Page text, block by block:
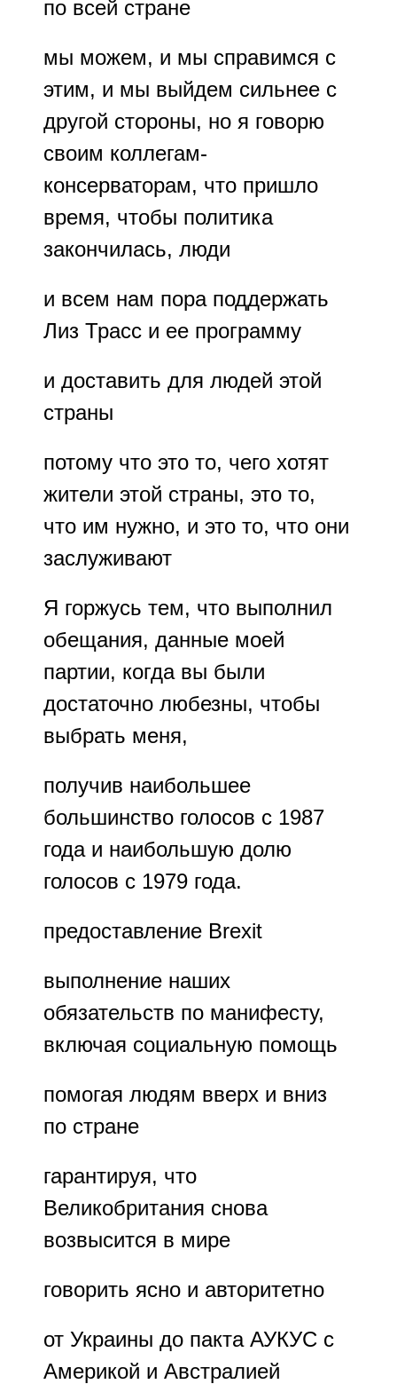
по всей стране
мы можем, и мы справимся с
этим, и мы выйдем сильнее с
другой стороны, но я говорю
своим коллегам-
консерваторам, что пришло
время, чтобы политика
закончилась, люди
и всем нам пора поддержать
Лиз Трасс и ее программу
и доставить для людей этой
страны
потому что это то, чего хотят
жители этой страны, это то,
что им нужно, и это то, что они
заслуживают
Я горжусь тем, что выполнил
обещания, данные моей
партии, когда вы были
достаточно любезны, чтобы
выбрать меня,
получив наибольшее
большинство голосов с 1987
года и наибольшую долю
голосов с 1979 года.
предоставление Brexit
выполнение наших
обязательств по манифесту,
включая социальную помощь
помогая людям вверх и вниз
по стране
гарантируя, что
Великобритания снова
возвысится в мире
говорить ясно и авторитетно
от Украины до пакта АУКУС с
Америкой и Австралией